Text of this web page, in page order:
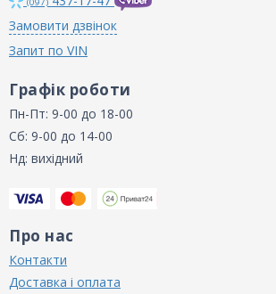
Замовити дзвінок
Запит по VIN
Графік роботи
Пн-Пт: 9-00 до 18-00
Сб: 9-00 до 14-00
Нд: вихідний
Про нас
Контакти
Доставка і оплата